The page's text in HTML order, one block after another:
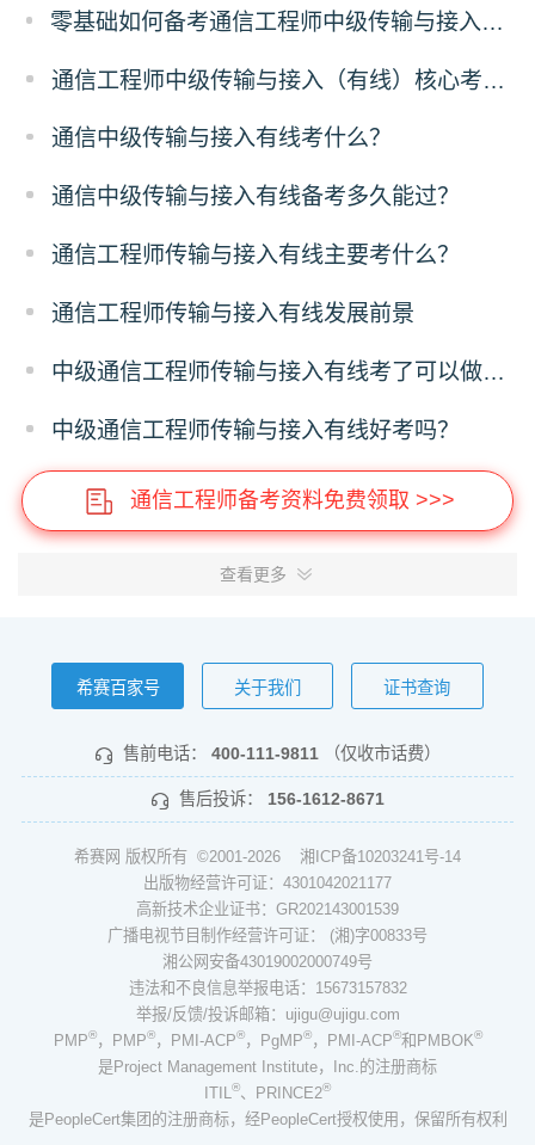
零基础如何备考通信工程师中级传输与接入（有线）？
通信工程师中级传输与接入（有线）核心考点梳理
通信中级传输与接入有线考什么？
通信中级传输与接入有线备考多久能过？
通信工程师传输与接入有线主要考什么？
通信工程师传输与接入有线发展前景
中级通信工程师传输与接入有线考了可以做什么？
中级通信工程师传输与接入有线好考吗？
通信工程师备考资料免费领取 >>>
查看更多
希赛百家号 关于我们 证书查询
售前电话： 400-111-9811 （仅收市话费）
售后投诉： 156-1612-8671
希赛网 版权所有 ©2001-2026 湘ICP备10203241号-14
出版物经营许可证：4301042021177
高新技术企业证书：GR202143001539
广播电视节目制作经营许可证： (湘)字00833号
湘公网安备43019002000749号
违法和不良信息举报电话：15673157832
举报/反馈/投诉邮箱：ujigu@ujigu.com
PMP®，PMP®，PMI-ACP®，PgMP®，PMI-ACP®和PMBOK®
是Project Management Institute，Inc.的注册商标
ITIL®、PRINCE2®
是PeopleCert集团的注册商标，经PeopleCert授权使用，保留所有权利